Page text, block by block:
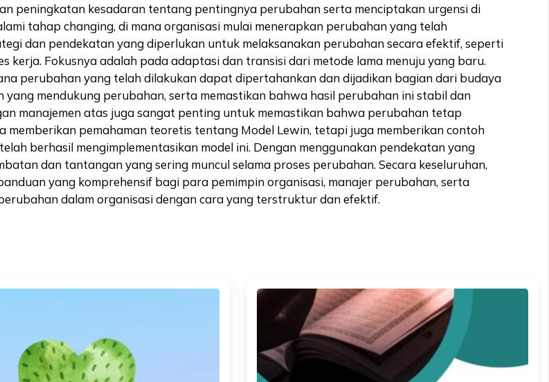
peningkatan kesadaran tentang pentingnya perubahan serta menciptakan urgensi di
tahap changing, di mana organisasi mulai menerapkan perubahan yang telah
dan pendekatan yang diperlukan untuk melaksanakan perubahan secara efektif, seperti
kerja. Fokusnya adalah pada adaptasi dan transisi dari metode lama menuju yang baru.
perubahan yang telah dilakukan dapat dipertahankan dan dijadikan bagian dari budaya
mendukung perubahan, serta memastikan bahwa hasil perubahan ini stabil dan
manajemen atas juga sangat penting untuk memastikan bahwa perubahan tetap
pemahaman teoretis tentang Model Lewin, tetapi juga memberikan contoh
berhasil mengimplementasikan model ini. Dengan menggunakan pendekatan yang
dan tantangan yang sering muncul selama proses perubahan. Secara keseluruhan,
yang komprehensif bagi para pemimpin organisasi, manajer perubahan, serta
dalam organisasi dengan cara yang terstruktur dan efektif.